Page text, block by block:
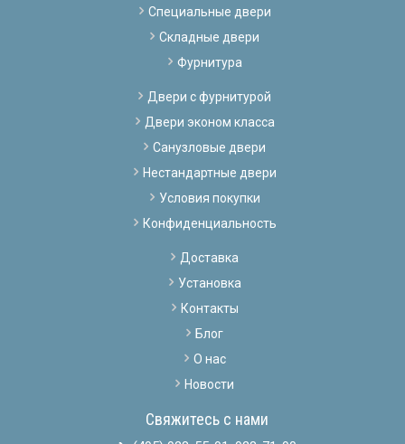
Специальные двери
Складные двери
Фурнитура
Двери с фурнитурой
Двери эконом класса
Санузловые двери
Нестандартные двери
Условия покупки
Конфиденциальность
Доставка
Установка
Контакты
Блог
О нас
Новости
Свяжитесь с нами